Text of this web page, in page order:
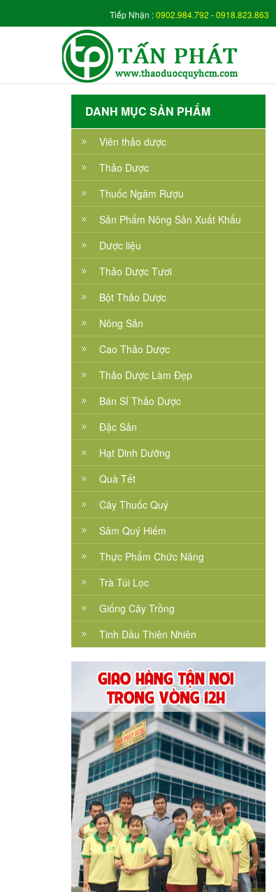
Tiếp Nhận :0902.984.792 -0918.823.863
DANH MỤC SẢN PHẨM
Viên thảo dược
Thảo Dược
Thuốc Ngâm Rượu
Sản Phẩm Nông Sản Xuất Khẩu
Dược liệu
Thảo Dược Tươi
Bột Thảo Dược
Nông Sản
Cao Thảo Dược
Thảo Dược Làm Đẹp
Bán Sỉ Thảo Dược
Đặc Sản
Hạt Dinh Dưỡng
Quà Tết
Cây Thuốc Quý
Sâm Quý Hiếm
Thực Phẩm Chức Năng
Trà Túi Lọc
Giống Cây Trồng
Tinh Dầu Thiên Nhiên